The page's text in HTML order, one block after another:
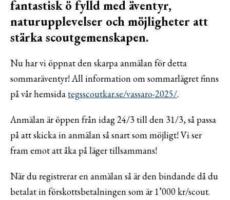
fantastisk ö fylld med äventyr,
naturupplevelser och möjligheter att
stärka scoutgemenskapen.
Nu har vi öppnat den skarpa anmälan för detta
sommaräventyr! All information om sommarlägret finns
på vår hemsidategsscoutkar.se/vassaro-2025/.
Anmälan är öppen från idag 24/3 till den 31/3, så passa
på att skicka in anmälan så snart som möjligt! Vi ser
fram emot att åka på läger tillsammans!
När du registrerar en anmälan så är den bindande då du
betalat in förskottsbetalningen som är 1’000 kr/scout.